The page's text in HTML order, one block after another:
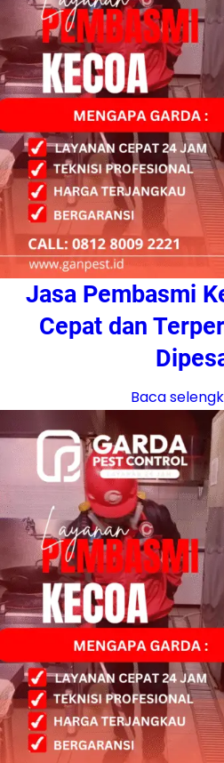
Jasa Pembasmi
Cepat dan
Baca